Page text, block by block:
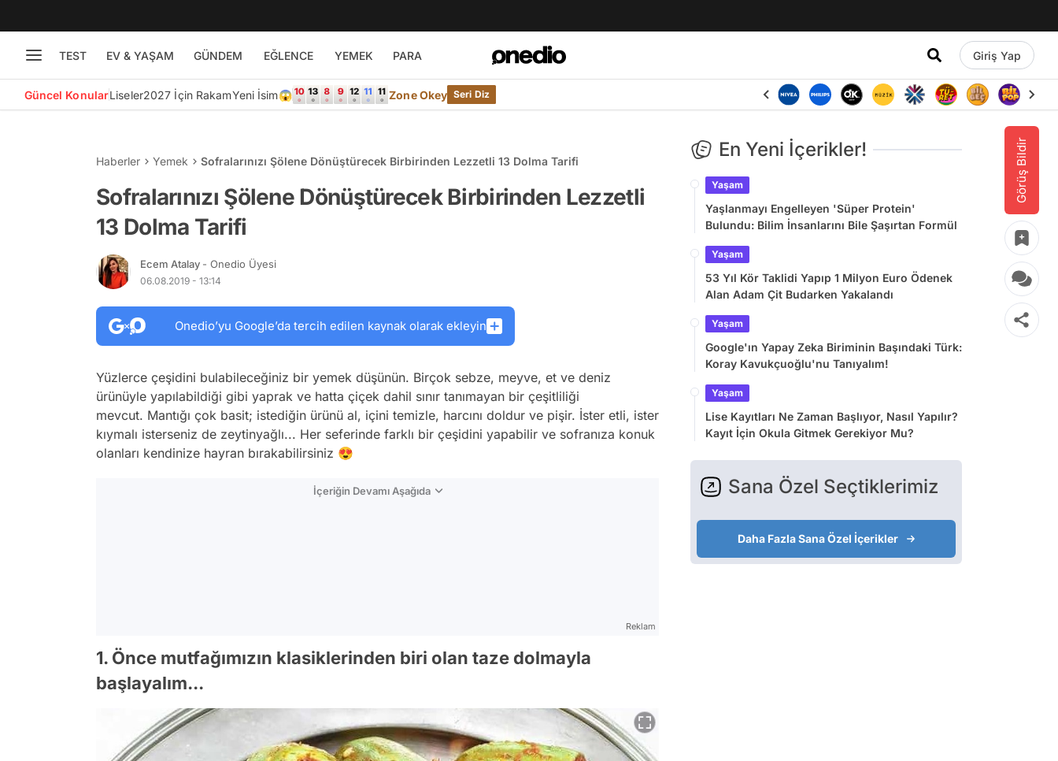
TEST EV & YAŞAM GÜNDEM EĞLENCE YEMEK PARA Giriş Yap
Güncel KonularLiseler2027 İçin RakamYeni İsim😱 Zone Okey Seri Diz
Görüş Bildir
Haberler Yemek Sofralarınızı Şölene Dönüştürecek Birbirinden Lezzetli 13 Dolma Tarifi
Sofralarınızı Şölene Dönüştürecek Birbirinden Lezzetli
13 Dolma Tarifi
Ecem Atalay - Onedio Üyesi
06.08.2019 - 13:14
Onedio’yu Google’da tercih edilen kaynak olarak ekleyin
Yüzlerce çeşidini bulabileceğiniz bir yemek düşünün. Birçok sebze, meyve, et ve deniz
ürünüyle yapılabildiği gibi yaprak ve hatta çiçek dahil sınır tanımayan bir çeşitliliği
mevcut. Mantığı çok basit; istediğin ürünü al, içini temizle, harcını doldur ve pişir. İster etli, ister
kıymalı isterseniz de zeytinyağlı... Her seferinde farklı bir çeşidini yapabilir ve sofranıza konuk
olanları kendinize hayran bırakabilirsiniz 😍
İçeriğin Devamı Aşağıda
Reklam
1. Önce mutfağımızın klasiklerinden biri olan taze dolmayla
başlayalım...
En Yeni İçerikler!
Yaşam
Yaşlanmayı Engelleyen 'Süper Protein'
Bulundu: Bilim İnsanlarını Bile Şaşırtan Formül
Yaşam
53 Yıl Kör Taklidi Yapıp 1 Milyon Euro Ödenek
Alan Adam Çit Budarken Yakalandı
Yaşam
Google'ın Yapay Zeka Biriminin Başındaki Türk:
Koray Kavukçuoğlu'nu Tanıyalım!
Yaşam
Lise Kayıtları Ne Zaman Başlıyor, Nasıl Yapılır?
Kayıt İçin Okula Gitmek Gerekiyor Mu?
Sana Özel Seçtiklerimiz
Daha Fazla Sana Özel İçerikler